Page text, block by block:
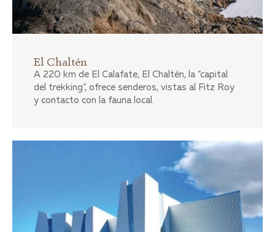
El Chaltén
A 220 km de El Calafate, El Chaltén, la “capital
del trekking”, ofrece senderos, vistas al Fitz Roy
y contacto con la fauna local.